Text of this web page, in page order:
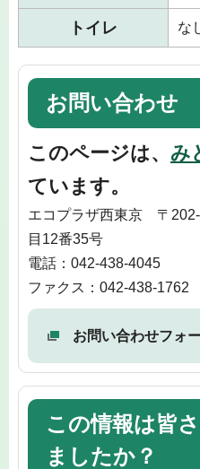
トイレ な
お問い合わせ
このページは、 み
ています。
エコプラザ西東京 〒
目12番35号
電話：042-438-4045
ファクス：042-438-1762
お問い合わせフォ
この情報は皆
ましたか？